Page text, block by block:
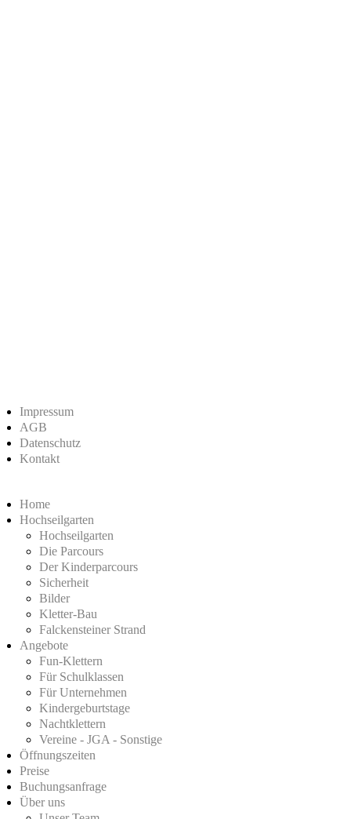
Impressum
AGB
Datenschutz
Kontakt
Home
Hochseilgarten
Hochseilgarten
Die Parcours
Der Kinderparcours
Sicherheit
Bilder
Kletter-Bau
Falckensteiner Strand
Angebote
Fun-Klettern
Für Schulklassen
Für Unternehmen
Kindergeburtstage
Nachtklettern
Vereine - JGA - Sonstige
Öffnungszeiten
Preise
Buchungsanfrage
Über uns